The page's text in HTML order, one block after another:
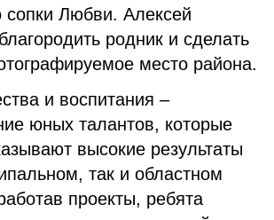
сопки Любви. Алексей
родник и сделать
место района.
и воспитания –
юных талантов, которые
высокие результаты
так и областном
проекты, ребята